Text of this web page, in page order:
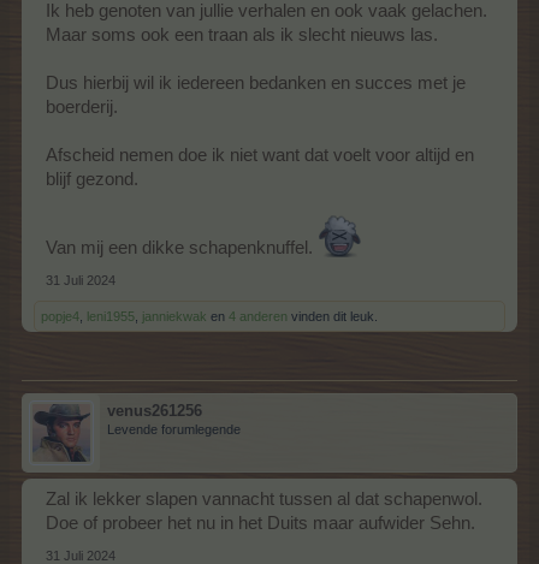
Ik heb genoten van jullie verhalen en ook vaak gelachen.
Maar soms ook een traan als ik slecht nieuws las.
Dus hierbij wil ik iedereen bedanken en succes met je
boerderij.
Afscheid nemen doe ik niet want dat voelt voor altijd en
blijf gezond.
Van mij een dikke schapenknuffel.
31 Juli 2024
popje4 leni1955 janniekwak en 4 anderen vinden dit leuk.
venus261256
Levende forumlegende
Zal ik lekker slapen vannacht tussen al dat schapenwol.
Doe of probeer het nu in het Duits maar aufwider Sehn.
31 Juli 2024